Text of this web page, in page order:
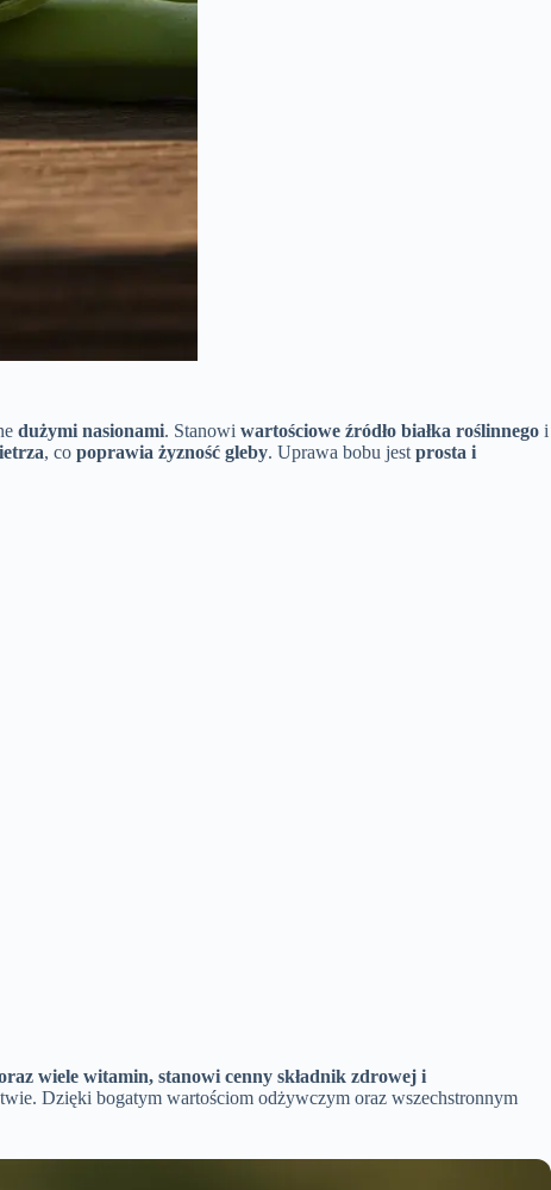
dużymi nasionami. Stanowi wartościowe źródło białka roślinnego i
, co poprawia żyzność gleby. Uprawa bobu jest prosta i
wiele witamin, stanowi cenny składnik zdrowej i
Dzięki bogatym wartościom odżywczym oraz wszechstronnym